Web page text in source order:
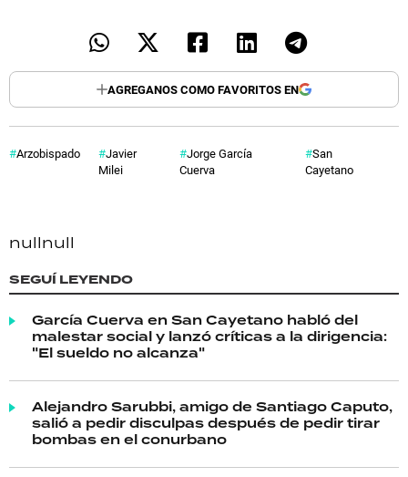
AGREGANOS COMO FAVORITOS EN
Arzobispado
Javier
Milei
Jorge García
Cuerva
San
Cayetano
nullnull
SEGUÍ LEYENDO
García Cuerva en San Cayetano habló del
malestar social y lanzó críticas a la dirigencia:
"El sueldo no alcanza"
Alejandro Sarubbi, amigo de Santiago Caputo,
salió a pedir disculpas después de pedir tirar
bombas en el conurbano